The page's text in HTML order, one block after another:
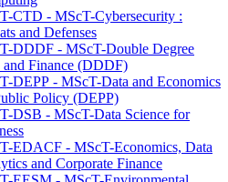
CTD - MScT-Cybersecurity :
and Defenses
DDDF - MScT-Double Degree
and Finance (DDDF)
DEPP - MScT-Data and Economics
Policy (DEPP)
DSB - MScT-Data Science for
EDACF - MScT-Economics, Data
and Corporate Finance